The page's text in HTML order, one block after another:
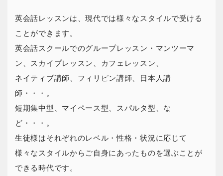
英会話レッスンは、現代では様々なスタイルで受ける
ことができます。
英会話スクールでのグループレッスン・マンツーマ
ン、スカイプレッスン、カフェレッスン、
ネイティブ講師、フィリピン講師、日本人講
師・・・。
短期集中型、マイペース型、スパルタ型、な
ど・・・。
生徒様はそれぞれのレベル・性格・状況に応じて
様々なスタイルからご自身にあったものを選ぶことが
できる時代です。